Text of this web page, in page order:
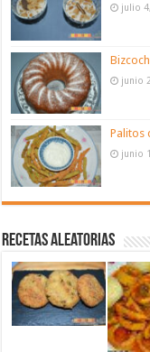
julio
junio
Palitos
junio
Recetas aleatorias